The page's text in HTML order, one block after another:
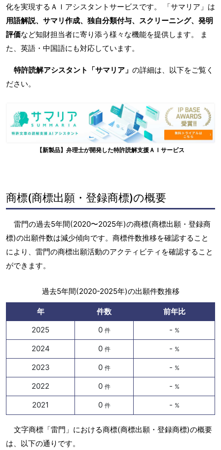
化を実現するＡＩアシスタントサービスです。 「サマリア」は
用語解説、サマリ作成、独自分類付与、スクリーニング、発明
評価など知財担当者に寄り添う様々な機能を提供します。 ま
た、英語・中国語にも対応しています。
特許読解アシスタント「サマリア」 の詳細は、以下をご覧く
ださい。
【新製品】弁理士が開発した特許読解支援ＡＩサービス
商標(商標出願・登録商標)の概要
雷門の過去5年間(2020〜2025年)の商標(商標出願・登録商
標)の出願件数は減少傾向です。商標件数推移を確認すること
により、雷門の商標出願活動のアクティビティを確認すること
ができます。
過去5年間(2020-2025年)の出願件数推移
年 件数
前年比
2025
0 件 - %
2024 0 件 - %
2023 0 件 - %
2022 0 件 - %
2021 0 件 - %
文字商標「雷門」における商標(商標出願・登録商標)の概要
は、以下の通りです。